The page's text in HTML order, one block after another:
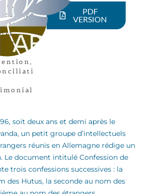
,
Fight
,
,
PDF
VERSION
soit deux ans et demi après le
un petit groupe d’intellectuels
réunis en Allemagne rédige un
Le document intitulé Confession de
trois confessions successives : la
des Hutus, la seconde au nom des